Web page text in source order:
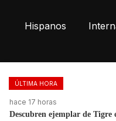
Hispanos
ÚLTIMA HORA
hace 20 horas
Galilea Montijo celebra estar